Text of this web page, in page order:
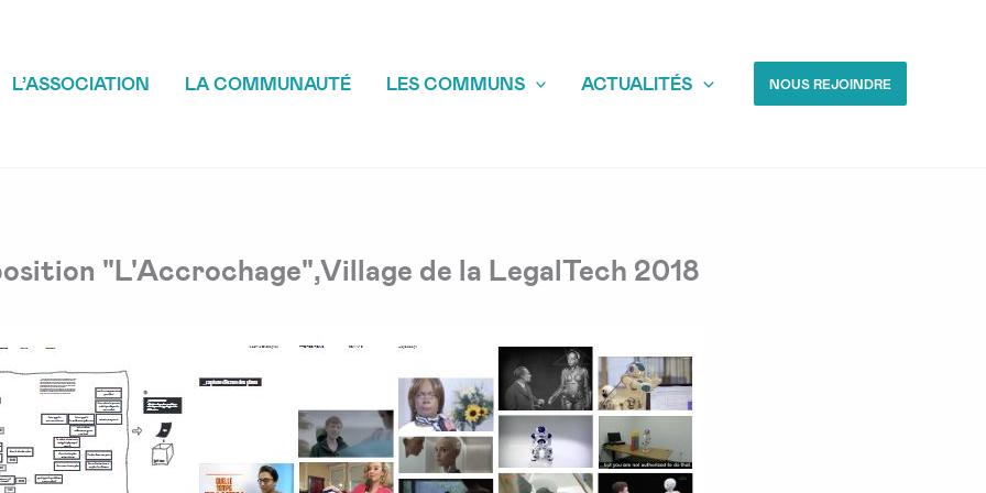
L’ASSOCIATION LA COMMUNAUTÉ LES COMMUNS ACTUALITÉS NOUS REJOINDRE
"L'Accrochage",Village de la LegalTech 2018